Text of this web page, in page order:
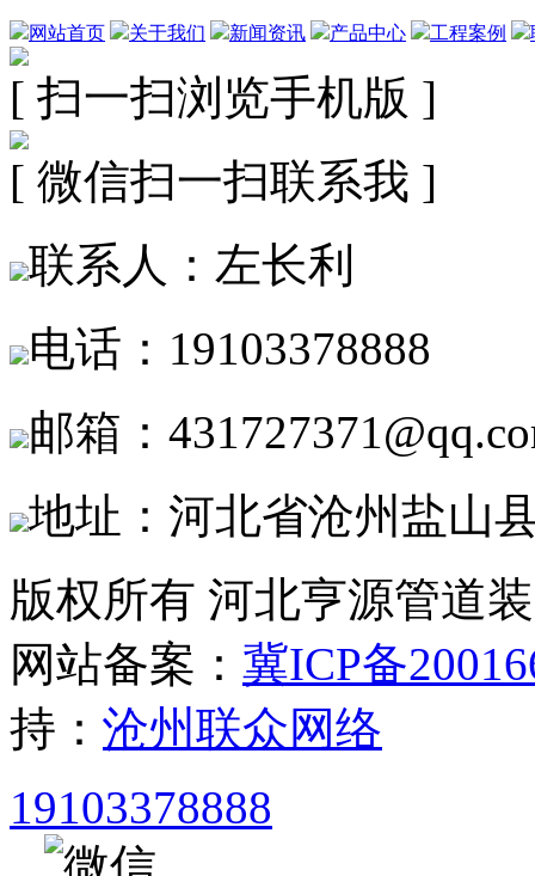
网站首页 关于我们 新闻资讯 产品中心 工程案例
[ 扫一扫浏览手机版 ]
[ 微信扫一扫联系我 ]
联系人：左长利
电话：19103378888
邮箱：
地址：河北省沧州盐山
版权所有 河北亨源管道
网站备案： 冀ICP备
持： 沧州联众网络
19103378888